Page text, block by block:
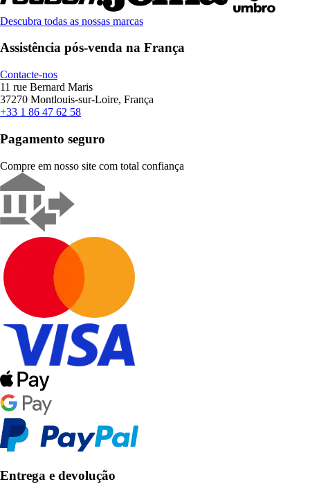
Descubra todas as nossas marcas
Assistência pós-venda na França
Contacte-nos
11 rue Bernard Maris
37270 Montlouis-sur-Loire, França
+33 1 86 47 62 58
Pagamento seguro
Compre em nosso site com total confiança
Entrega e devolução